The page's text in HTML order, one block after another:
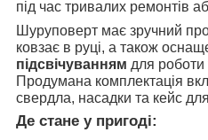
під час тривалих ремонтів
Шуруповерт має зручний
ковзає в руці, а також
підсвічуванням для роботи
Продумана комплектація
свердла, насадки та кейс
Де стане у пригоді: